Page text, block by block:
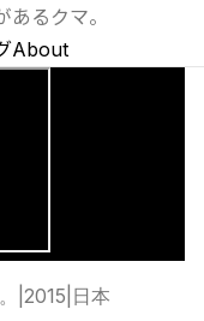
るクマ。
About
2015 日本